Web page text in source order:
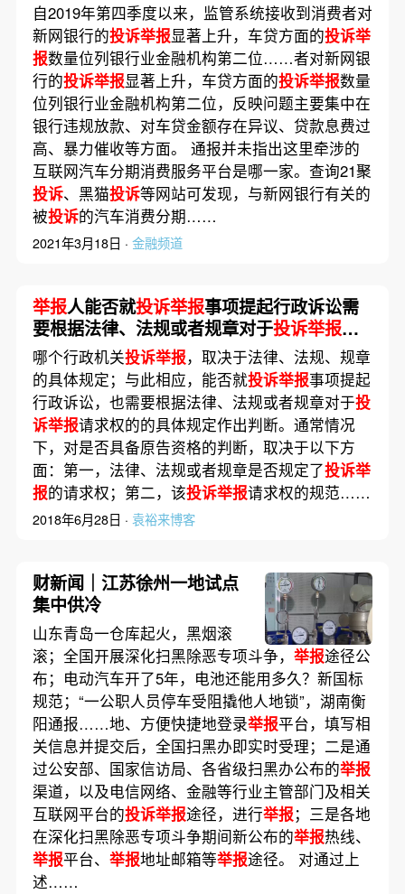
自2019年第四季度以来，监管系统接收到消费者对
新网银行的投诉举报显著上升，车贷方面的投诉举
报数量位列银行业金融机构第二位……者对新网银
行的投诉举报显著上升，车贷方面的投诉举报数量
位列银行业金融机构第二位，反映问题主要集中在
银行违规放款、对车贷金额存在异议、贷款息费过
高、暴力催收等方面。 通报并未指出这里牵涉的
互联网汽车分期消费服务平台是哪一家。查询21聚
投诉、黑猫投诉等网站可发现，与新网银行有关的
被投诉的汽车消费分期……
2021年3月18日 · 金融频道
举报人能否就投诉举报事项提起行政诉讼需
要根据法律、法规或者规章对于投诉举报请
求权的的具体规定作出判断
哪个行政机关投诉举报，取决于法律、法规、规章
的具体规定；与此相应，能否就投诉举报事项提起
行政诉讼，也需要根据法律、法规或者规章对于投
诉举报请求权的的具体规定作出判断。通常情况
下，对是否具备原告资格的判断，取决于以下方
面：第一，法律、法规或者规章是否规定了投诉举
报的请求权；第二，该投诉举报请求权的规范……
2018年6月28日 · 袁裕来博客
财新闻｜江苏徐州一地试点
集中供冷
山东青岛一仓库起火，黑烟滚
滚；全国开展深化扫黑除恶专项斗争， 举报途径公
布；电动汽车开了5年，电池还能用多久？新国标
规范；“一公职人员停车受阻撬他人地锁”，湖南衡
阳通报……地、方便快捷地登录举报平台，填写相
关信息并提交后，全国扫黑办即实时受理；二是通
过公安部、国家信访局、各省级扫黑办公布的举报
渠道，以及电信网络、金融等行业主管部门及相关
互联网平台的投诉举报途径，进行举报；三是各地
在深化扫黑除恶专项斗争期间新公布的举报热线、
举报平台、 举报地址邮箱等举报途径。 对通过上
述……